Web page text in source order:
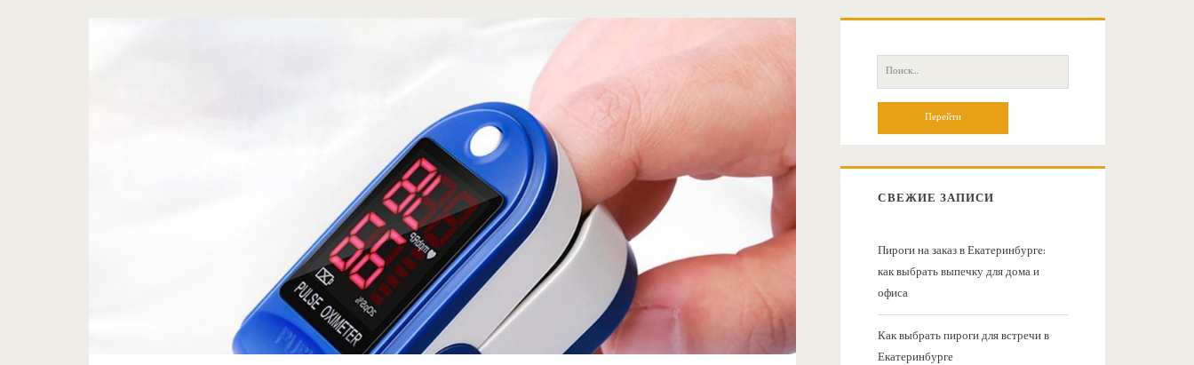
о
П
о
:
СВЕЖИЕ ЗАПИСИ
Пироги на заказ в Екатеринбурге:
как выбрать выпечку для дома и
офиса
Как выбрать пироги для встречи в
Екатеринбурге